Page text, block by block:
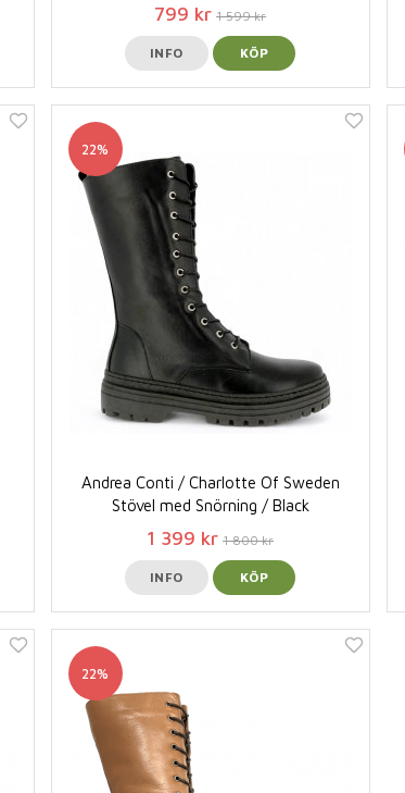
799 kr 1 599 kr
INFO KÖP
22%
Andrea Conti / Charlotte Of Sweden
Stövel med Snörning / Black
1 399 kr 1 800 kr
INFO KÖP
22%